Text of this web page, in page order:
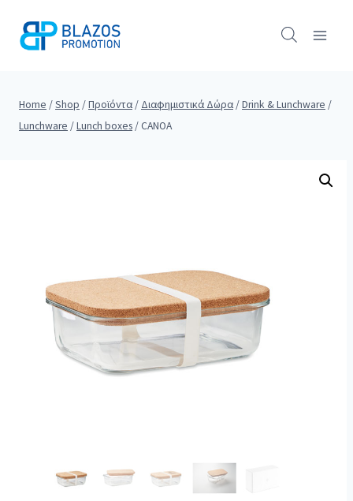
Home /Shop /Προϊόντα / Διαφημιστικά Δώρα /Drink & Lunchware /
Lunchware /Lunch boxes /CANOA